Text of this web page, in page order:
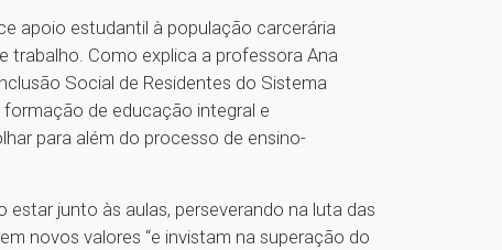
apoio estudantil à população carcerária
trabalho. Como explica a professora Ana
Social de Residentes do Sistema
de educação integral e
para além do processo de ensino-
junto às aulas, perseverando na luta das
novos valores “e invistam na superação do